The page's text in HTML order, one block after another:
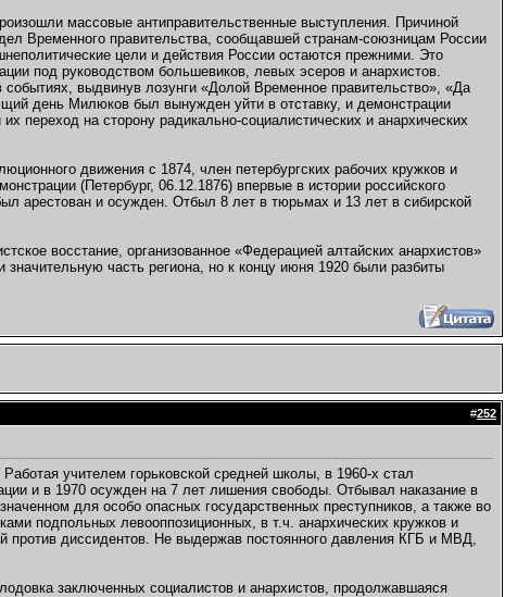
массовые антиправительственные выступления. Причиной
Временного правительства, сообщавшей странам-союзницам России
цели и действия России остаются прежними. Это
под руководством большевиков, левых эсеров и анархистов.
выдвинув лозунги «Долой Временное правительство», «Да
день Милюков был вынужден уйти в отставку, и демонстрации
переход на сторону радикально-социалистических и анархических
движения с 1874, член петербургских рабочих кружков и
(Петербург, 06.12.1876) впервые в истории российского
арестован и осужден. Отбыл 8 лет в тюрьмах и 13 лет в сибирской
восстание, организованное «Федерацией алтайских анархистов»
часть региона, но к концу июня 1920 были разбиты
#252
учителем горьковской средней школы, в 1960-х стал
и в 1970 осужден на 7 лет лишения свободы. Отбывал наказание в
для особо опасных государственных преступников, а также во
подпольных левооппозиционных, в т.ч. анархических кружков и
против диссидентов. Не выдержав постоянного давления КГБ и МВД,
заключенных социалистов и анархистов, продолжавшаяся